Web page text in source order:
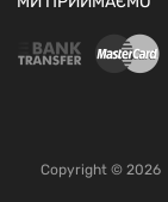
Copyright © 2026